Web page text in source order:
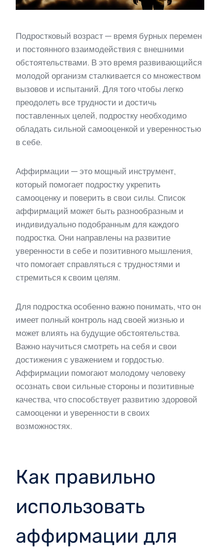
Подростковый возраст — время бурных перемен
и постоянного взаимодействия с внешними
обстоятельствами. В это время развивающийся
молодой организм сталкивается со множеством
вызовов и испытаний. Для того чтобы легко
преодолеть все трудности и достичь
поставленных целей, подростку необходимо
обладать сильной самооценкой и уверенностью
в себе.
Аффирмации — это мощный инструмент,
который помогает подростку укрепить
самооценку и поверить в свои силы. Список
аффирмаций может быть разнообразным и
индивидуально подобранным для каждого
подростка. Они направлены на развитие
уверенности в себе и позитивного мышления,
что помогает справляться с трудностями и
стремиться к своим целям.
Для подростка особенно важно понимать, что он
имеет полный контроль над своей жизнью и
может влиять на будущие обстоятельства.
Важно научиться смотреть на себя и свои
достижения с уважением и гордостью.
Аффирмации помогают молодому человеку
осознать свои сильные стороны и позитивные
качества, что способствует развитию здоровой
самооценки и уверенности в своих
возможностях.
Как правильно
использовать
аффирмации для